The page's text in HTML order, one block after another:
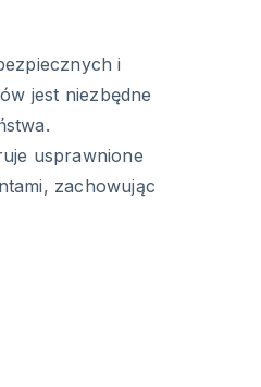
i
jest niezbędne
usprawnione
zachowując